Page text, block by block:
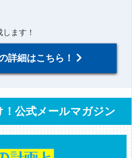
ます！
詳細はこちら！
！公式メールマガジン